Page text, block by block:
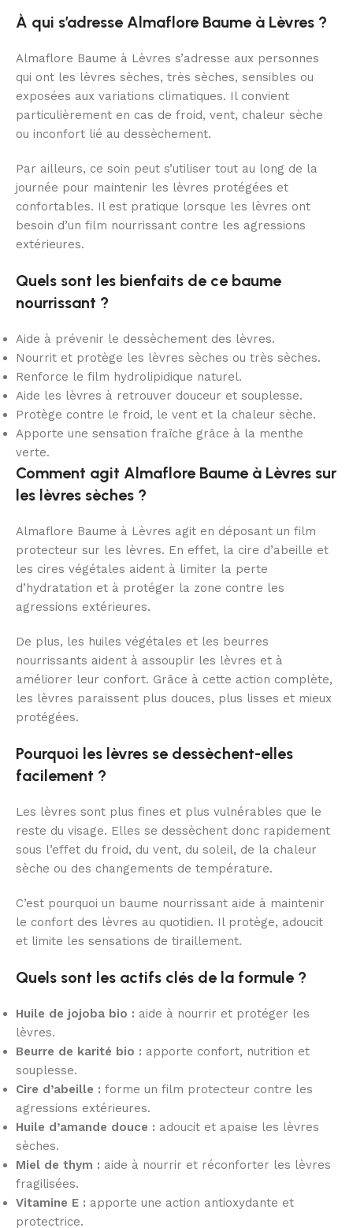
À qui s’adresse Almaflore Baume à Lèvres ?
Almaflore Baume à Lèvres s’adresse aux personnes
qui ont les lèvres sèches, très sèches, sensibles ou
exposées aux variations climatiques. Il convient
particulièrement en cas de froid, vent, chaleur sèche
ou inconfort lié au dessèchement.
Par ailleurs, ce soin peut s’utiliser tout au long de la
journée pour maintenir les lèvres protégées et
confortables. Il est pratique lorsque les lèvres ont
besoin d’un film nourrissant contre les agressions
extérieures.
Quels sont les bienfaits de ce baume
nourrissant ?
Aide à prévenir le dessèchement des lèvres.
Nourrit et protège les lèvres sèches ou très sèches.
Renforce le film hydrolipidique naturel.
Aide les lèvres à retrouver douceur et souplesse.
Protège contre le froid, le vent et la chaleur sèche.
Apporte une sensation fraîche grâce à la menthe
verte.
Comment agit Almaflore Baume à Lèvres sur
les lèvres sèches ?
Almaflore Baume à Lèvres agit en déposant un film
protecteur sur les lèvres. En effet, la cire d’abeille et
les cires végétales aident à limiter la perte
d’hydratation et à protéger la zone contre les
agressions extérieures.
De plus, les huiles végétales et les beurres
nourrissants aident à assouplir les lèvres et à
améliorer leur confort. Grâce à cette action complète,
les lèvres paraissent plus douces, plus lisses et mieux
protégées.
Pourquoi les lèvres se dessèchent-elles
facilement ?
Les lèvres sont plus fines et plus vulnérables que le
reste du visage. Elles se dessèchent donc rapidement
sous l’effet du froid, du vent, du soleil, de la chaleur
sèche ou des changements de température.
C’est pourquoi un baume nourrissant aide à maintenir
le confort des lèvres au quotidien. Il protège, adoucit
et limite les sensations de tiraillement.
Quels sont les actifs clés de la formule ?
Huile de jojoba bio : aide à nourrir et protéger les
lèvres.
Beurre de karité bio : apporte confort, nutrition et
souplesse.
Cire d’abeille : forme un film protecteur contre les
agressions extérieures.
Huile d’amande douce : adoucit et apaise les lèvres
sèches.
Miel de thym : aide à nourrir et réconforter les lèvres
fragilisées.
Vitamine E : apporte une action antioxydante et
protectrice.